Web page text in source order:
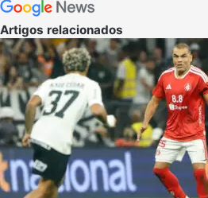
Artigos relacionados